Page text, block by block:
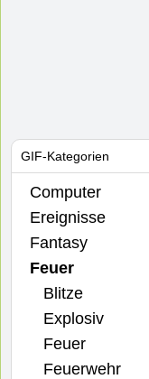
GIF-Kategorien
Computer
Ereignisse
Fantasy
Feuer
Blitze
Explosiv
Feuer
Feuerwehr